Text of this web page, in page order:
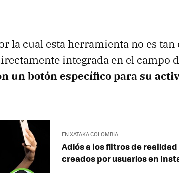
la cual esta herramienta no es
integrada en el campo
un botón específico para su
EN XATAKA COLOMBIA
Adiós a los filtros de
creados por usuarios en